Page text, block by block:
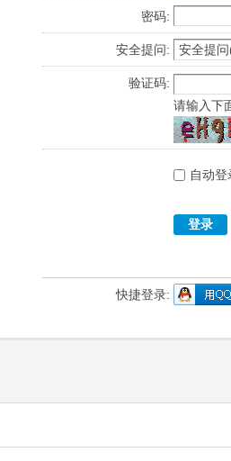
密码:
安全提问:
验证码:
请输入下
自动登
登录
快捷登录: